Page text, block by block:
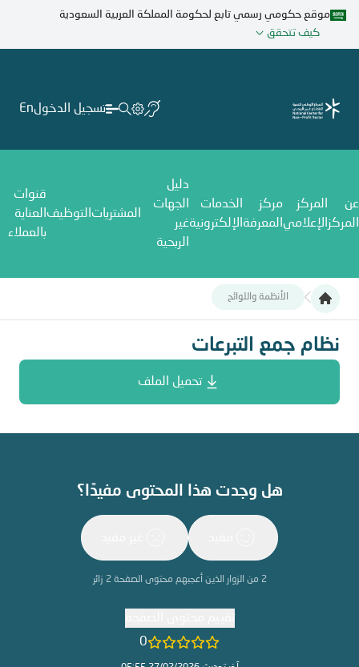
تجاوز
المحتوى
موقع حكومي رسمي تابع لحكومة المملكة العربية السعودية
كيف تتحقق
تسجيل الدخولEn
عن
المركز
المركز
الإعلامي
مركز
المعرفة
الخدمات
الإلكترونية
دليل
الجهات
غير
الربحية
المشتريات التوظيف
قنوات
العناية
بالعملاء
الأنظمة واللوائح
نظام جمع التبرعات
نظام جمع التبرعات
تحميل الملف
هل وجدت هذا المحتوى مفيدًا؟
2 من الزوار الذين أعجبهم محتوى الصفحة2 زائر
0